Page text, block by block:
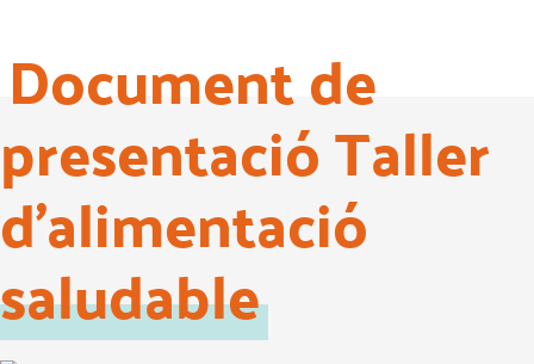
Document de
presentació Taller
d'alimentació
saludable